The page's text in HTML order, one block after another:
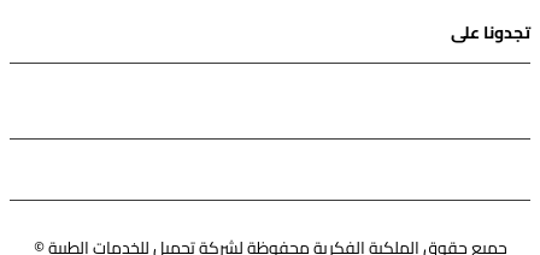
tok
تجدونا على
جميع حقوق الملكية الفكرية محفوظة لشركة تجميل للخدمات الطبية ©